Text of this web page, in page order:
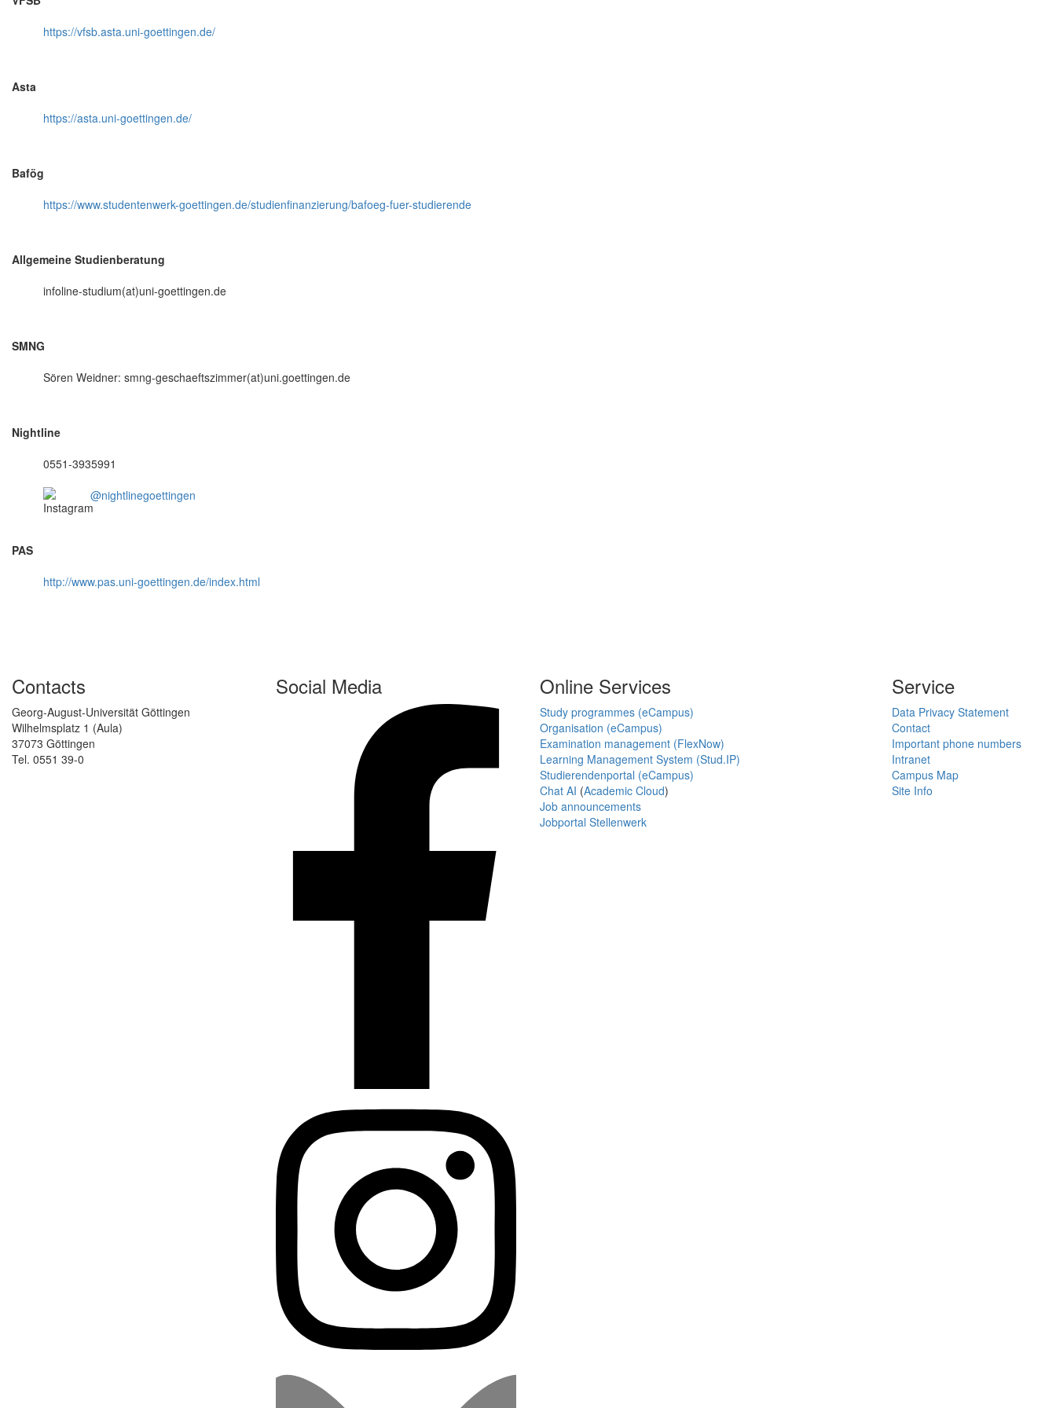
https://vfsb.asta.uni-goettingen.de/
Asta
https://asta.uni-goettingen.de/
Bafög
https://www.studentenwerk-goettingen.de/studienfinanzierung/bafoeg-fuer-studierende
Allgemeine Studienberatung
infoline-studium(at)uni-goettingen.de
SMNG
Sören Weidner: smng-geschaeftszimmer(at)uni.goettingen.de
Nightline
0551-3935991
@nightlinegoettingen
PAS
http://www.pas.uni-goettingen.de/index.html
Contacts
Georg-August-Universität Göttingen
Wilhelmsplatz 1 (Aula)
37073 Göttingen
Tel. 0551 39-0
Social Media Online Services
Study programmes (eCampus)
Organisation (eCampus)
Examination management (FlexNow)
Learning Management System (Stud.IP)
Studierendenportal (eCampus)
Chat AI (Academic Cloud)
Job announcements
Jobportal Stellenwerk
Service
Data Privacy Statement
Contact
Important phone numbers
Intranet
Campus Map
Site Info